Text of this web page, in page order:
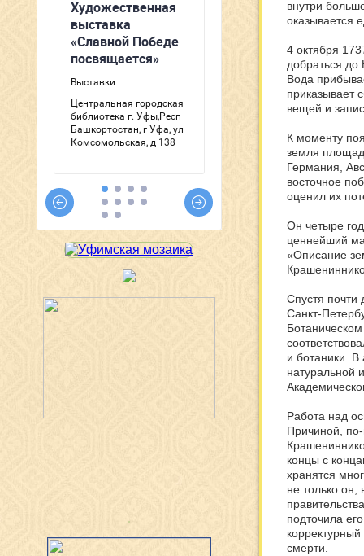
внутри
оказывается
4 октября
добраться до
Вода
приказывает
вещей и
К моменту
земля
Германия,
восточное
оценил их
Он четыре
ценнейший
«Описание
Спустя почти
Санкт-
и ботаники.
натуральной
Работа над
Причиной,
концы с
хранятся
не только
подточила
смерти.